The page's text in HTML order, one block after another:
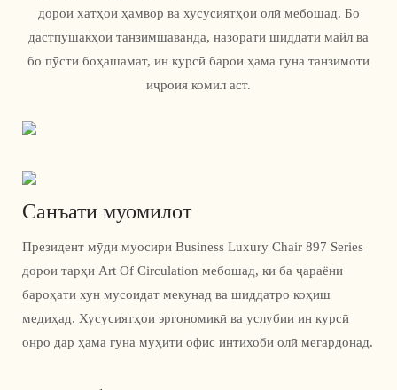
дорои хатҳои ҳамвор ва хусусиятҳои олӣ мебошад. Бо
дастпӯшакҳои танзимшаванда, назорати шиддати майл ва
бо пӯсти боҳашамат, ин курсӣ барои ҳама гуна танзимоти
иҷроия комил аст.
Санъати муомилот
Президент мӯди муосири Business Luxury Chair 897 Series
дорои тарҳи Art Of Circulation мебошад, ки ба ҷараёни
бароҳати хун мусоидат мекунад ва шиддатро коҳиш
медиҳад. Хусусиятҳои эргономикӣ ва услубии ин курсӣ
онро дар ҳама гуна муҳити офис интихоби олӣ мегардонад.